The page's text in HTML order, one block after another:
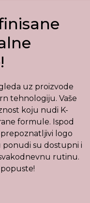
uz proizvode
tehnologiju. Vaše
koju nudi K-
formule. Ispod
prepoznatljivi logo
ponudi su dostupni i
rutinu.